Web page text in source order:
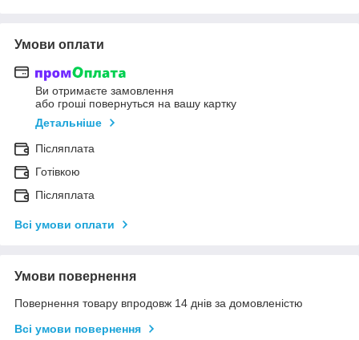
Умови оплати
Ви отримаєте замовлення
або гроші повернуться на вашу картку
Детальніше
Післяплата
Готівкою
Післяплата
Всі умови оплати
Умови повернення
Повернення товару впродовж 14 днів за домовленістю
Всі умови повернення